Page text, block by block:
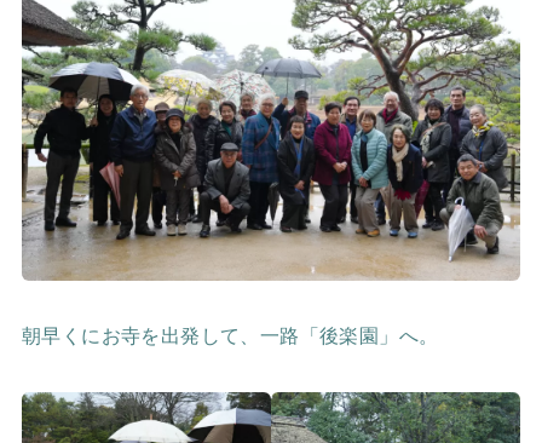
朝早くにお寺を出発して、一路「後楽園」へ。